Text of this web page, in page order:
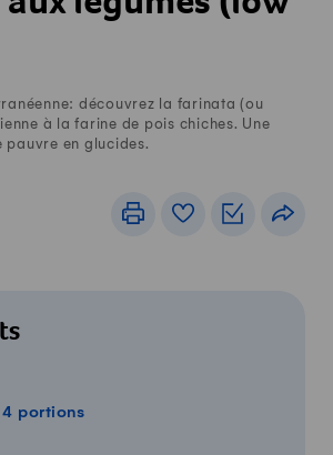
découvrez la farinata (ou
à la farine de pois chiches. Une
pauvre en glucides.
5 étoiles
ImprimerLivre de recettes
Listes de
de 3 portions
la recette de 5 portions
4 portions